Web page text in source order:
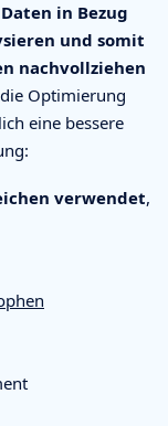
Daten in Bezug
und somit
nachvollziehen
Optimierung
eine bessere
verwendet,